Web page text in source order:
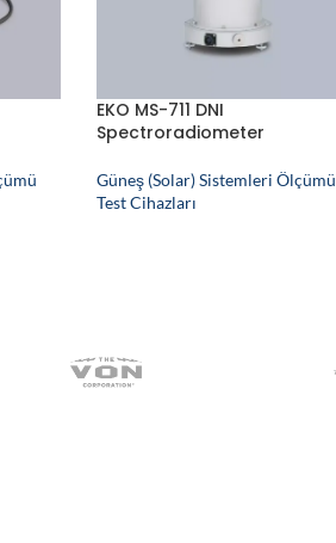
EKO MS-711 DNI
Spectroradiometer
Güneş (Solar) Sistemleri Ölçümü
Test Cihazları